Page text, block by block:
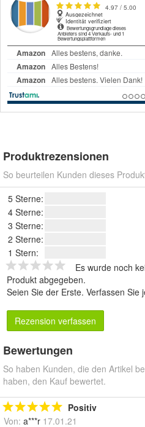
Produktrezensionen
So beurteilen Kunden dieses
5 Sterne:
4 Sterne:
3 Sterne:
2 Sterne:
1 Stern:
Es wurde noch
Produkt abgegeben.
Seien Sie der Erste. Verfassen Sie
Rezension verfassen
Bewertungen
So haben Kunden, die den Artikel
haben, den Kauf bewertet.
Positiv
Von: a***r 17.01.21